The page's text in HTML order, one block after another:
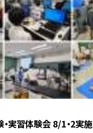
・実習体験会 8/1・2実施